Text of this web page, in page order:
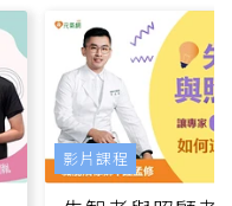
影片課程